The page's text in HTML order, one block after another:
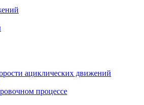
ациклических движений
процессе